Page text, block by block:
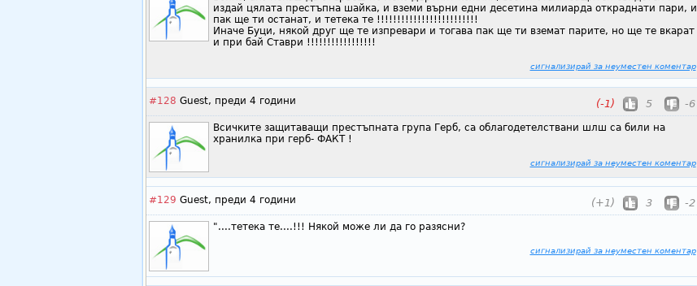
издай цялата престъпна шайка, и вземи върни едни десетина милиарда откраднати пари, и
пак ще ти останат, и тетека те !!!!!!!!!!!!!!!!!!!!!!!!!
Иначе Буци, някой друг ще те изпревари и тогава пак ще ти вземат парите, но ще те вкарат
и при бай Ставри !!!!!!!!!!!!!!!!!
сигнализирай за неуместен коментар
#128 Guest, преди 4 години (-1) 5 -6
Всичките защитаващи престъпната група Герб, са облагодетелствани шлш са били на
хранилка при герб- ФАКТ !
сигнализирай за неуместен коментар
#129 Guest, преди 4 години (+1) 3 -2
"....тетека те....!!! Някой може ли да го разясни?
сигнализирай за неуместен коментар